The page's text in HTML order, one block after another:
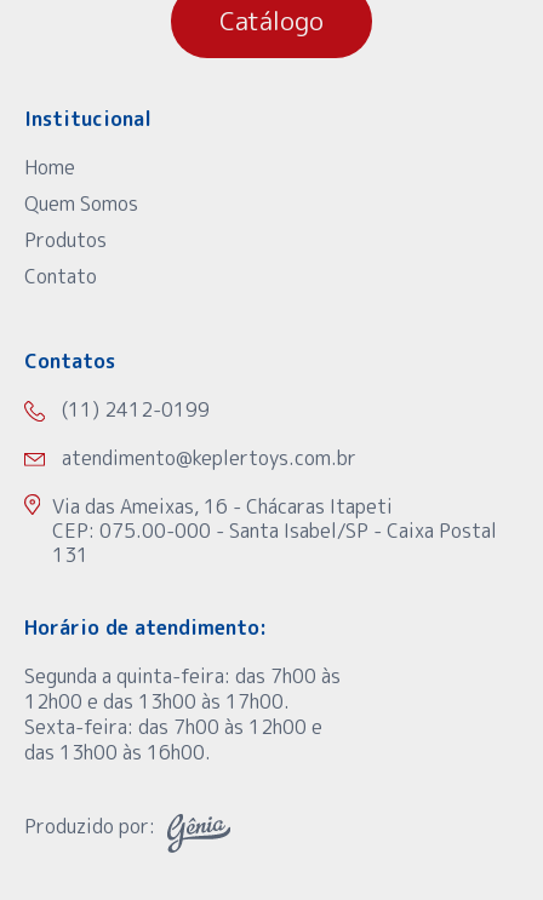
Catálogo
Institucional
Home
Quem Somos
Produtos
Contato
Contatos
(11) 2412-0199
atendimento@keplertoys.com.br
Via das Ameixas, 16 - Chácaras Itapeti
CEP: 075.00-000 - Santa Isabel/SP - Caixa Postal
131
Horário de atendimento:
Segunda a quinta-feira: das 7h00 às
12h00 e das 13h00 às 17h00.
Sexta-feira: das 7h00 às 12h00 e
das 13h00 às 16h00.
Produzido por: